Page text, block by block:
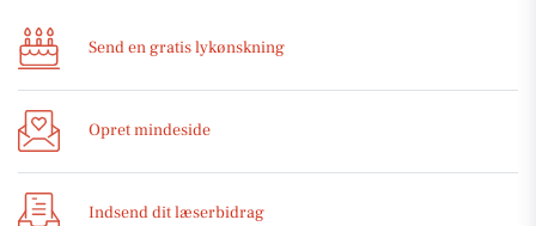
Send en gratis lykønskning
Opret mindeside
Indsend dit læserbidrag